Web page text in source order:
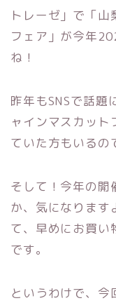
トレーゼ」で「
フェア」が今年
ね！
昨年もSNSで話題
ャインマスカッ
ていた方もいるの
そして！今年の開
か、気になります
て、早めにお買い
です。
というわけで、今